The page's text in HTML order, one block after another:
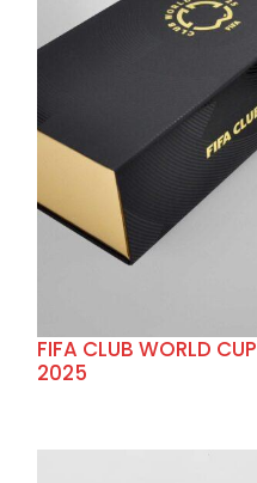
FIFA CLUB WORLD CUP
2025